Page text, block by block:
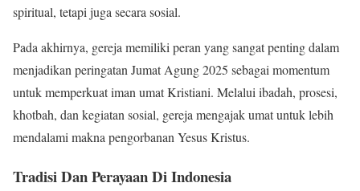
spiritual, tetapi juga secara sosial.
Pada akhirnya, gereja memiliki peran yang sangat penting dalam
menjadikan peringatan Jumat Agung 2025 sebagai momentum
untuk memperkuat iman umat Kristiani. Melalui ibadah, prosesi,
khotbah, dan kegiatan sosial, gereja mengajak umat untuk lebih
mendalami makna pengorbanan Yesus Kristus.
Tradisi Dan Perayaan Di Indonesia